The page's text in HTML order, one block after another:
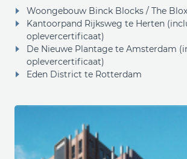
Woongebouw Binck Blocks / The
Kantoorpand Rijksweg te Herten
oplevercertificaat)
De Nieuwe Plantage te Amsterdam
oplevercertificaat)
Eden District te Rotterdam